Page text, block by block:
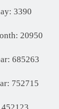
3390
20950
685263
752715